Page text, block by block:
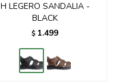
H LEGERO SANDALIA -
BLACK
$ 1.499